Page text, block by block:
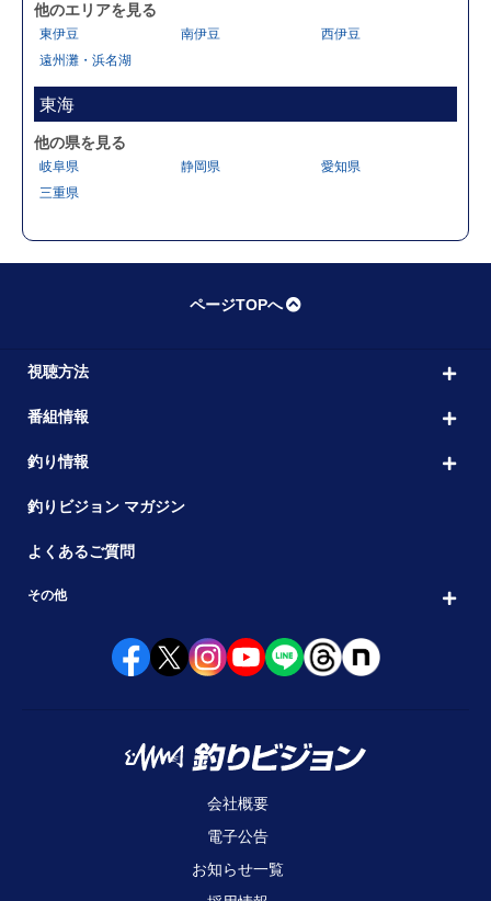
他のエリアを見る
東伊豆 南伊豆
西伊豆
遠州灘・浜名湖
東海
他の県を見る
岐阜県 静岡県
愛知県
三重県
ページTOPへ
視聴方法
番組情報
釣り情報
釣りビジョン マガジン
よくあるご質問
その他
会社概要
電子公告
お知らせ一覧